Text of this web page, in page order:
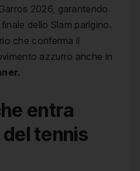
2026, garantendo
dello Slam parigino.
che conferma il
azzurro anche in
entra
tennis